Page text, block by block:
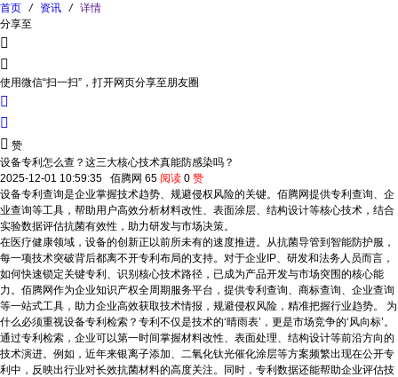
首页 / 资讯 /
详情
分享至


使用微信“扫一扫”，打开网页分享至朋友圈


 赞
设备专利怎么查？这三大核心技术真能防感染吗？
2025-12-01 10:59:35
佰腾网 65 阅读 0 赞
设备专利查询是企业掌握技术趋势、规避侵权风险的关键。佰腾网提供专利查询、企
业查询等工具，帮助用户高效分析材料改性、表面涂层、结构设计等核心技术，结合
实验数据评估抗菌有效性，助力研发与市场决策。
在医疗健康领域，设备的创新正以前所未有的速度推进。从抗菌导管到智能防护服，
每一项技术突破背后都离不开专利布局的支持。对于企业IP、研发和法务人员而言，
如何快速锁定关键专利、识别核心技术路径，已成为产品开发与市场突围的核心能
力。佰腾网作为企业知识产权全周期服务平台，提供专利查询、商标查询、企业查询
等一站式工具，助力企业高效获取技术情报，规避侵权风险，精准把握行业趋势。 为
什么必须重视设备专利检索？专利不仅是技术的‘晴雨表’，更是市场竞争的‘风向标’。
通过专利检索，企业可以第一时间掌握材料改性、表面处理、结构设计等前沿方向的
技术演进。例如，近年来银离子添加、二氧化钛光催化涂层等方案频繁出现在公开专
利中，反映出行业对长效抗菌材料的高度关注。同时，专利数据还能帮助企业评估技